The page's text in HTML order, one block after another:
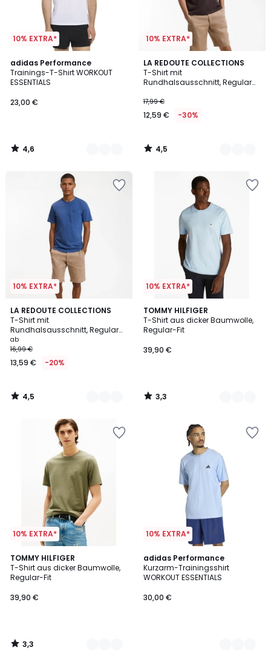
10% EXTRA*
adidas Performance
Trainings-T-Shirt WORKOUT
ESSENTIALS
23,00 €
4,6
/ 5
3
Farben
4,6
/
10% EXTRA*
LA REDOUTE COLLECTIONS
T-Shirt mit
Rundhalsausschnitt, Regular
17,99 €
12,59 € -30%
4,5
/ 5
2
Farben
4,5
/
10% EXTRA*
LA REDOUTE COLLECTIONS
T-Shirt mit
Rundhalsausschnitt, Regular
Fit, aus Slub-Baumwolle
ab
16,99 €
13,59 € -20%
4,5
/ 5
2
Farben
4,5
/
10% EXTRA*
TOMMY HILFIGER
T-Shirt aus dicker Baumwolle,
Regular-Fit
39,90 €
3,3
/ 5
7
Farben
3,3
/
10% EXTRA*
TOMMY HILFIGER
T-Shirt aus dicker Baumwolle,
Regular-Fit
39,90 €
3,3
/ 5
4
Farben
3,3
/
10% EXTRA*
adidas Performance
Kurzarm-Trainingsshirt
WORKOUT ESSENTIALS
30,00 €
2
Farben